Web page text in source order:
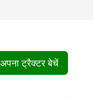
अपना ट्रैक्टर बेचें